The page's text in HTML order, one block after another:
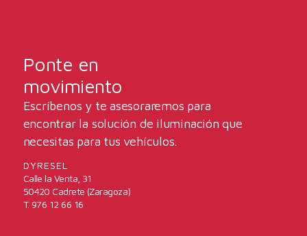
Ponte en
movimiento
Escríbenos y te asesoraremos para
encontrar la solución de iluminación que
necesitas para tus vehículos.
DYRESEL
Calle la Venta, 31
50420 Cadrete (Zaragoza)
T. 976 12 66 16